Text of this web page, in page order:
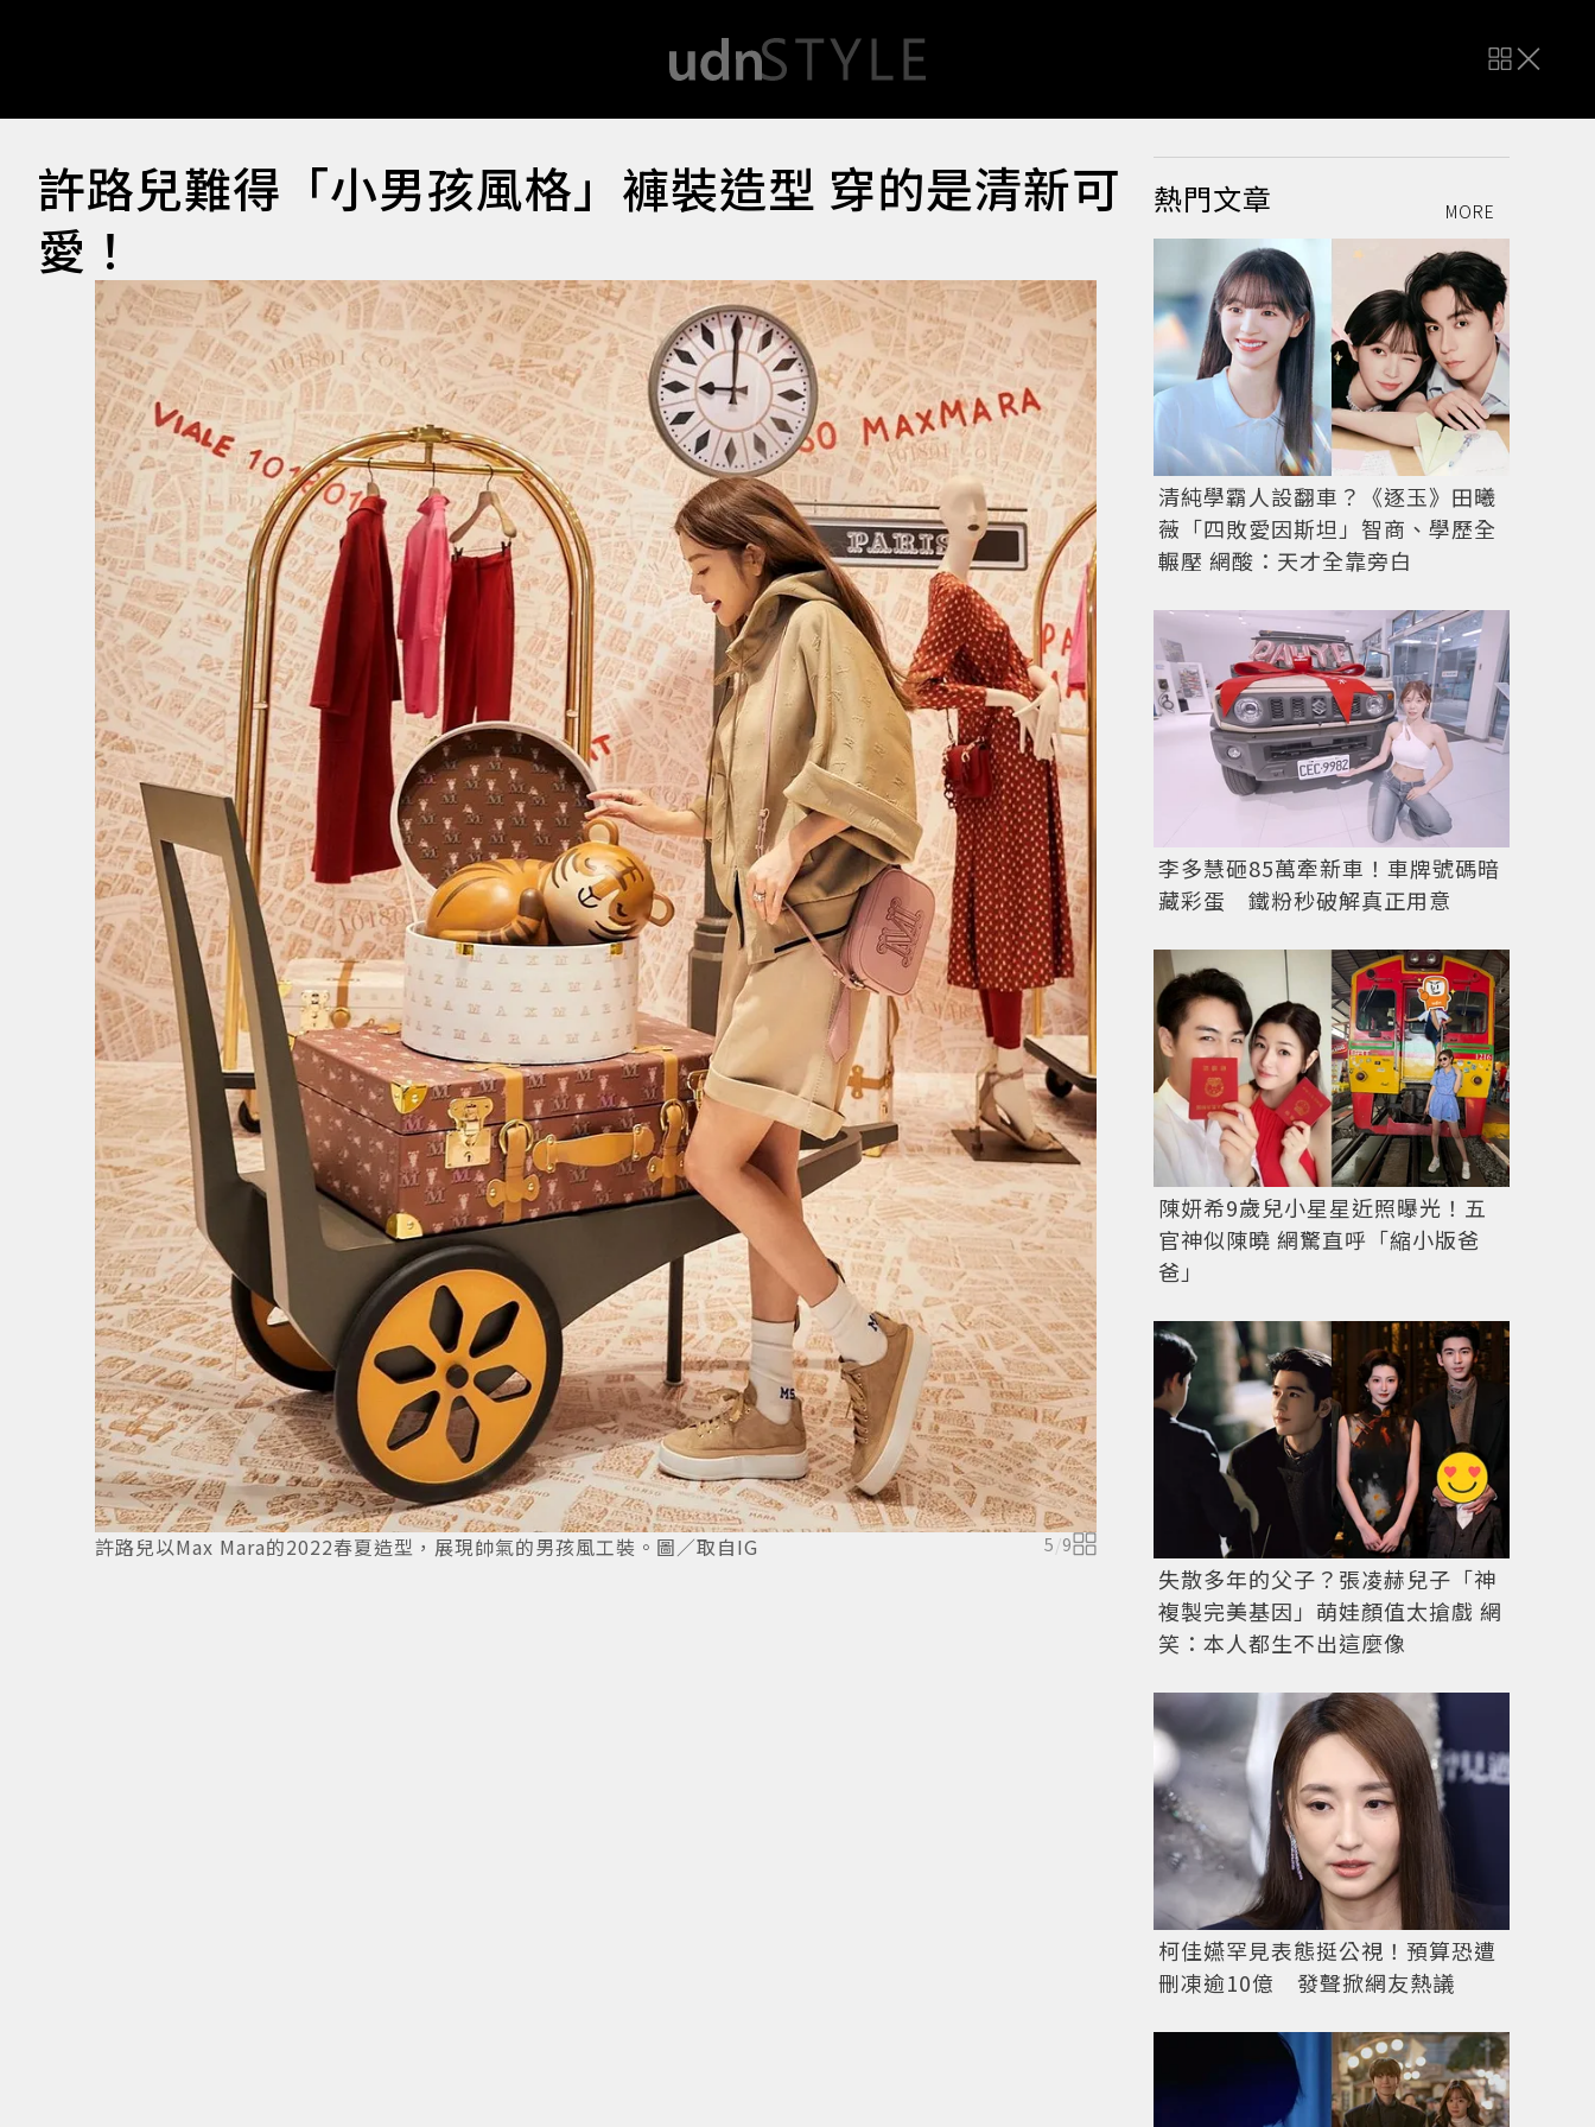
許路兒難得「小男孩風格」褲裝造型 穿的是清新可
愛！
許路兒以Max Mara的2022春夏造型，展現帥氣的男孩風工裝。圖／取自IG 5 /9 許路兒背著Max Mara粉色經典相機包26,800元，俏皮
熱門文章 MORE
清純學霸人設翻車？《逐玉》田曦
薇「四敗愛因斯坦」智商、學歷全
輾壓 網酸：天才全靠旁白
李多慧砸85萬牽新車！車牌號碼暗
藏彩蛋 鐵粉秒破解真正用意
陳妍希9歲兒小星星近照曝光！五
官神似陳曉 網驚直呼「縮小版爸
爸」
失散多年的父子？張凌赫兒子「神
複製完美基因」萌娃顏值太搶戲 網
笑：本人都生不出這麼像
柯佳嬿罕見表態挺公視！預算恐遭
刪凍逾10億 發聲掀網友熱議